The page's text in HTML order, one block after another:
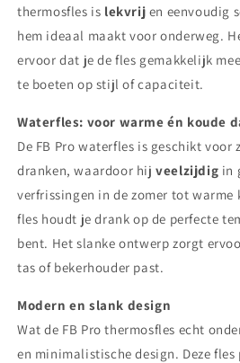
thermosfles is lekvrij en eenvoudig
hem ideaal maakt voor onderweg.
ervoor dat je de fles gemakkelijk
te boeten op stijl of capaciteit.
Waterfles: voor warme én koude
De FB Pro waterfles is geschikt voor
dranken, waardoor hijveelzijdig in
verfrissingen in de zomer tot warme
fles houdt je drank op de perfecte
bent. Het slanke ontwerp zorgt
tas of bekerhouder past.
Modern en slank design
Wat de FB Pro thermosfles echt
en minimalistische design. Deze